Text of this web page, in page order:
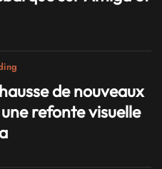
de nouveaux
refonte visuelle